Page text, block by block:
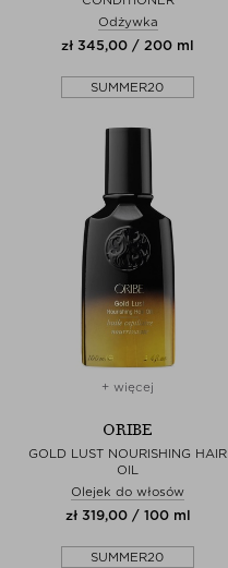
Odżywka
zł 345,00 / 200 ml
SUMMER20
+ więcej
ORIBE
GOLD LUST NOURISHING HAIR
OIL
Olejek do włosów
zł 319,00 / 100 ml
SUMMER20